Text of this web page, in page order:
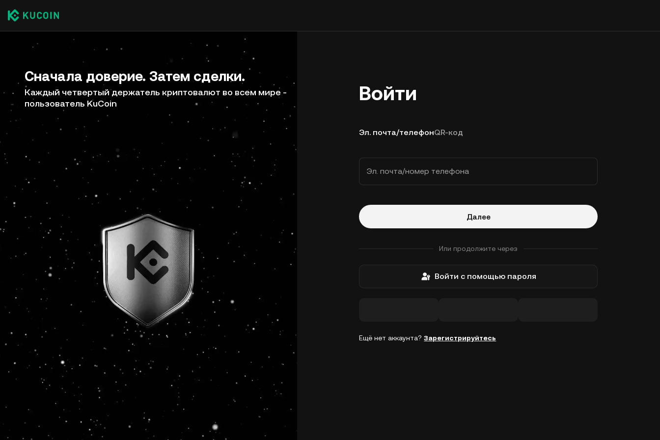
Сначала доверие. Затем сделки.
Каждый четвертый держатель криптовалют во всем мире -
пользователь KuCoin
Войти
Эл. почта/телефонQR-код
Эл. почта/номер телефона
Далее
Или продолжите через
Войти с помощью пароля
Ещё нет аккаунта?Зарегистрируйтесь